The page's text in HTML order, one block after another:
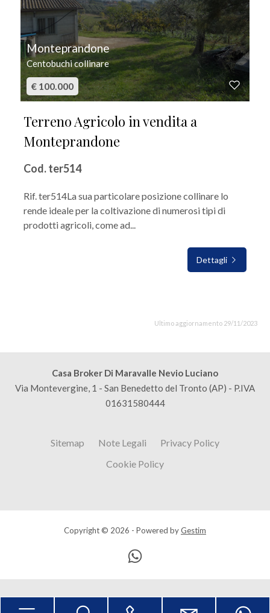
Monteprandone
Centobuchi collinare
€ 100.000
Terreno Agricolo in vendita a
Monteprandone
Cod. ter514
Rif. ter514La sua particolare posizione collinare lo
rende ideale per la coltivazione di numerosi tipi di
prodotti agricoli, come ad...
Dettagli
Ultimo aggiornamento 29/11/2023
Casa Broker Di Maravalle Nevio Luciano
Via Montevergine, 1 - San Benedetto del Tronto (AP) - P.IVA
01631580444
Sitemap Note Legali
Privacy Policy
Cookie Policy
Copyright © 2026 - Powered byGestim